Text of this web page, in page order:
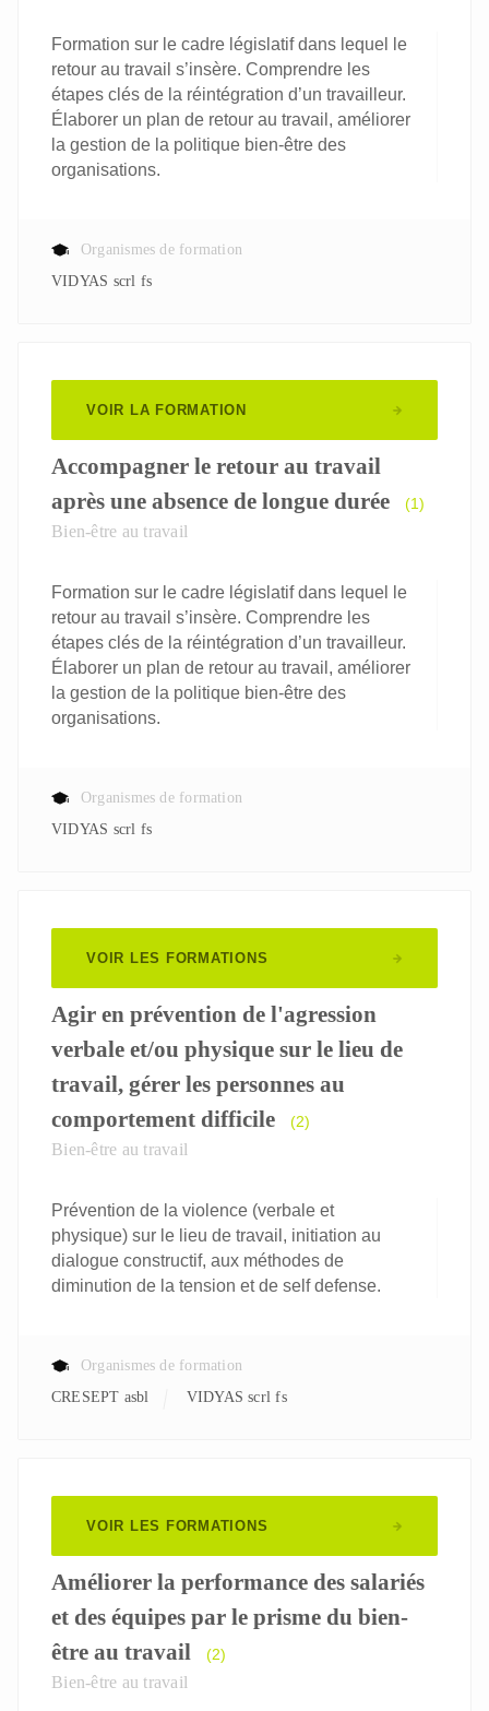
Formation sur le cadre législatif dans lequel le
retour au travail s’insère. Comprendre les
étapes clés de la réintégration d’un travailleur.
Élaborer un plan de retour au travail, améliorer
la gestion de la politique bien-être des
organisations.
Organismes de formation
VIDYAS scrl fs
VOIR LA FORMATION
Accompagner le retour au travail
après une absence de longue durée
(1)
Bien-être au travail
Formation sur le cadre législatif dans lequel le
retour au travail s’insère. Comprendre les
étapes clés de la réintégration d’un travailleur.
Élaborer un plan de retour au travail, améliorer
la gestion de la politique bien-être des
organisations.
Organismes de formation
VIDYAS scrl fs
VOIR LES FORMATIONS
Agir en prévention de l'agression
verbale et/ou physique sur le lieu de
travail, gérer les personnes au
comportement difficile
(2)
Bien-être au travail
Prévention de la violence (verbale et
physique) sur le lieu de travail, initiation au
dialogue constructif, aux méthodes de
diminution de la tension et de self defense.
Organismes de formation
CRESEPT asbl
VIDYAS scrl fs
VOIR LES FORMATIONS
Améliorer la performance des salariés
et des équipes par le prisme du bien-
être au travail
(2)
Bien-être au travail